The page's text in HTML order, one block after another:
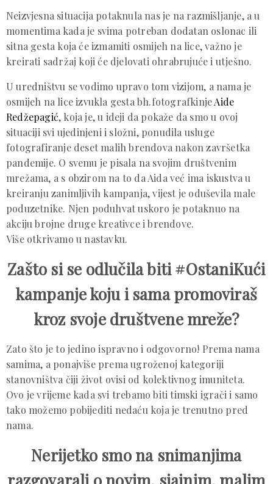
Neizvjesna situacija potaknula nas je na razmišljanje, a u
momentima kada je svima potreban dodatan oslonac ili
sitna gesta koja će izmamiti osmijeh na lice, važno je
kreirati sadržaj koji će djelovati ohrabrujuće i utješno.
U uredništvu se vodimo upravo tom vizijom, a nama je
osmijeh na lice izvukla gesta bh.fotografkinjeAide
Redžepagić, koja je, u ideji da pokaže da smo u ovoj
situaciji svi ujedinjeni i složni, ponudila usluge
fotografiranje deset malih brendova nakon završetka
pandemije. O svemu je pisala na svojim društvenim
mrežama, a s obzirom na to da Aida već ima iskustva u
kreiranju zanimljivih kampanja, vijest je oduševila male
poduzetnike. Njen poduhvat uskoro je potaknuo na
akciju brojne druge kreativce i brendove.
Više otkrivamo u nastavku.
Zašto si se odlučila biti #OstaniKući
kampanje koju i sama promoviraš
kroz svoje društvene mreže?
Zato što je to jedino ispravno i odgovorno! Prema nama
samima, a ponajviše prema ugroženoj kategoriji
stanovništva čiji život ovisi od kolektivnog imuniteta.
Ovo je vrijeme kada svi trebamo biti timski igrači i samo
tako možemo pobijediti nedaću koja je trenutno pred
nama.
Nerijetko smo na snimanjima